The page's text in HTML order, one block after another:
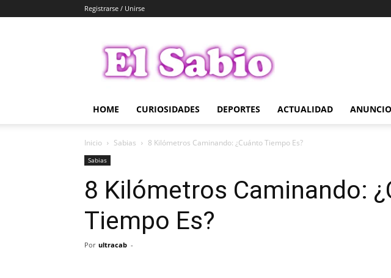
Registrarse / Unirse
Sabio
HOME CURIOSIDADES DEPORTES ACTUALIDAD
Inicio Sabias 8 Kilómetros Caminando: ¿Cuánto Tiempo Es?
Sabias
8 Kilómetros Caminando:
Tiempo Es?
Por ultracab -